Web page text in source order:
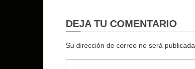
DEJA TU COMENTARIO
Su dirección de correo no será publicada.